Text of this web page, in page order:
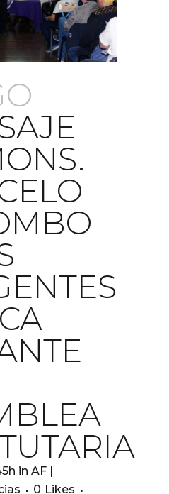
in AF |
0 Likes